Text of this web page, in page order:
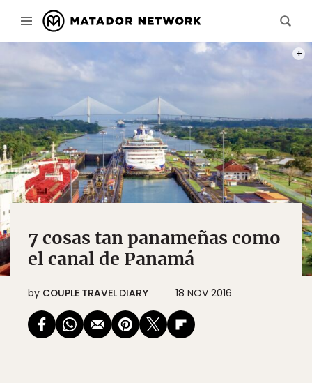
7 cosas tan panameñas como
el canal de Panamá
by COUPLE TRAVEL DIARY 18 NOV 2016